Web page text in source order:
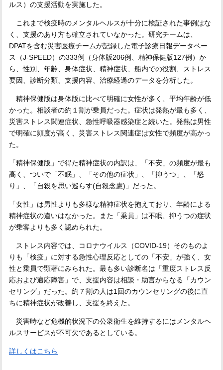
ルス）の支援活動を実施した。
これまで検疫時のメンタルヘルスが十分に検証された事例はな
く、支援のあり方も確立されていなかった。研究チームは、
DPATを含む災害医療チームが記録した電子診療日報データベー
ス（J-SPEED）の333例（身体版206例、精神保健版127例）か
ら、性別、年齢、身体症状、精神症状、船内での役割、ストレス
要因、診断分類、支援内容、治療経過のデータを分析した。
精神保健版は身体版に比べて明確に女性が多く、平均年齢が低
かった。相談者の約１割が乗員だった。症状は発熱が最も多く、
災害ストレス関連症状、急性呼吸器感染症と続いた。発熱は男性
で明確に頻度が高く、災害ストレス関連症は女性で頻度が高かっ
た。
「精神保健版」で得た精神症状の内訳は、「不安」の頻度が最も
高く、ついで「不眠」、「その他の症状」、「抑うつ」、「怒
り」、「自殺を思い巡らす(自殺念慮)」だった。
「女性」は男性よりも多様な精神症状を抱えており、年齢による
精神症状の違いはなかった。また「乗員」は不眠、抑うつの症状
が乗客よりも多く認められた。
ストレス内容では、コロナウイルス（COVID-19）そのものよ
りも「検疫」に対する急性心理反応としての「不安」が強く、女
性と乗員で顕著にみられた。最も多い診断名は「重度ストレス反
応および適応障害」で、支援内容は相談・助言からなる「カウン
セリング」だった。約７割の人は1回のカウンセリングの後に直
ちに精神症状が改善し、支援を終えた。
災害時など危機的状況下の公衆衛生を維持するにはメンタルヘ
ルスサービスが不可欠であるとしている。
詳しくはこちら